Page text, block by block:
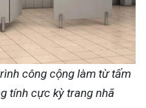
công cộng làm từ tấm
tính cực kỳ trang nhã